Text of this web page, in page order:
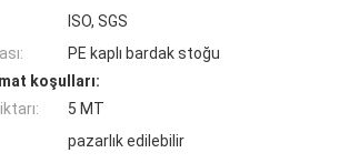
ISO, SGS
PE kaplı bardak stoğu
koşulları:
5 MT
pazarlık edilebilir